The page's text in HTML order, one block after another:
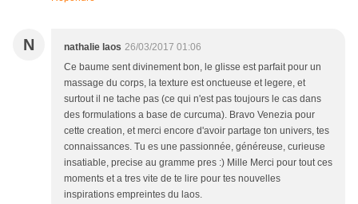
N nathalie laos 26/03/2017 01:06
Ce baume sent divinement bon, le glisse est parfait pour un
massage du corps, la texture est onctueuse et legere, et
surtout il ne tache pas (ce qui n'est pas toujours le cas dans
des formulations a base de curcuma). Bravo Venezia pour
cette creation, et merci encore d'avoir partage ton univers, tes
connaissances. Tu es une passionnée, généreuse, curieuse
insatiable, precise au gramme pres :) Mille Merci pour tout ces
moments et a tres vite de te lire pour tes nouvelles
inspirations empreintes du laos.